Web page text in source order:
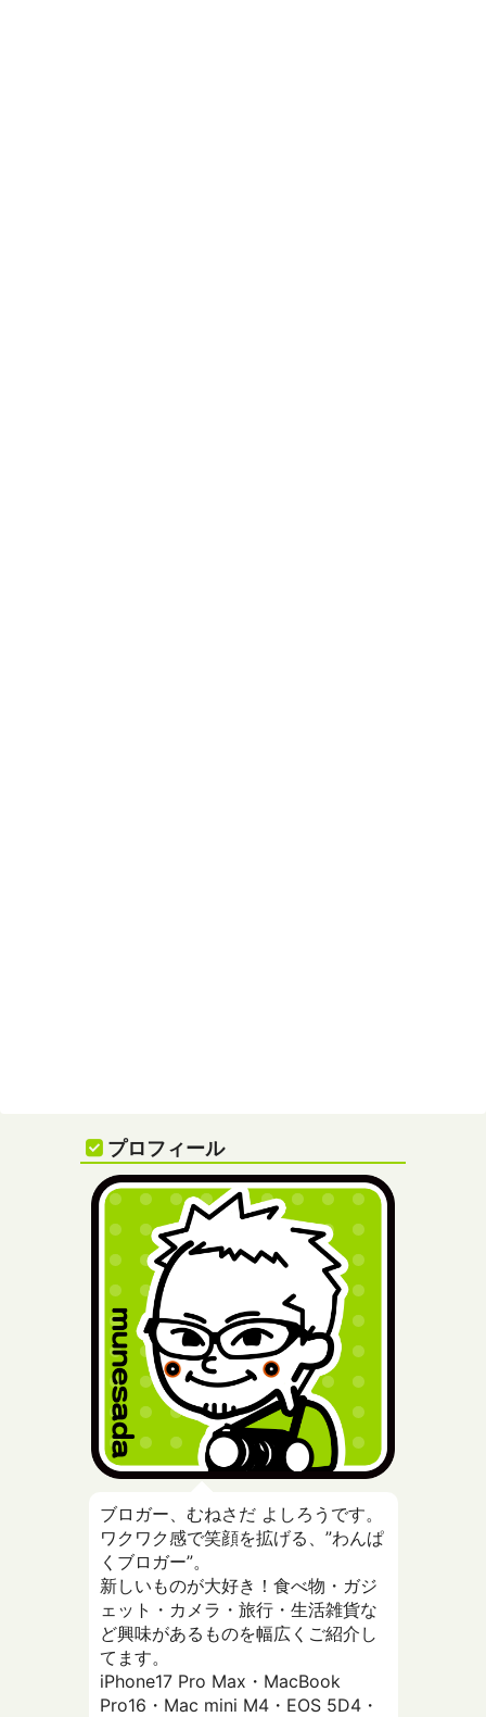
プロフィール
ブロガー、むねさだ よしろうです。
ワクワク感で笑顔を拡げる、”わんぱ
くブロガー”。
新しいものが大好き！食べ物・ガジ
ェット・カメラ・旅行・生活雑貨な
ど興味があるものを幅広くご紹介し
てます。
iPhone17 Pro Max・MacBook
Pro16・Mac mini M4・EOS 5D4・